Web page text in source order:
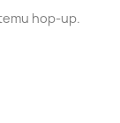
hop-up.